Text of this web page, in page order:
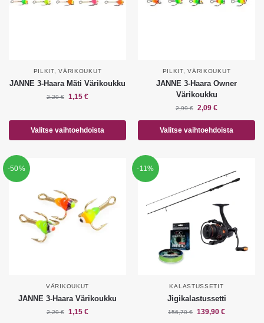
PILKIT,VÄRIKOUKUT
JANNE 3-Haara Mäti Värikoukku
2,29€ 1,15 €
Valitse vaihtoehdoista
PILKIT,VÄRIKOUKUT
JANNE 3-Haara Owner
Värikoukku
2,99€ 2,09 €
Valitse vaihtoehdoista
-50%
VÄRIKOUKUT
JANNE 3-Haara Värikoukku
2,29€ 1,15 €
-11%
KALASTUSSETIT
Jigikalastussetti
156,70€ 139,90 €